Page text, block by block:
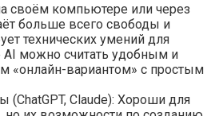
своём компьютере или через
больше всего свободы и
технических умений для
AI можно считать удобным и
«онлайн-вариантом» с простым
(ChatGPT, Claude): Хороши для